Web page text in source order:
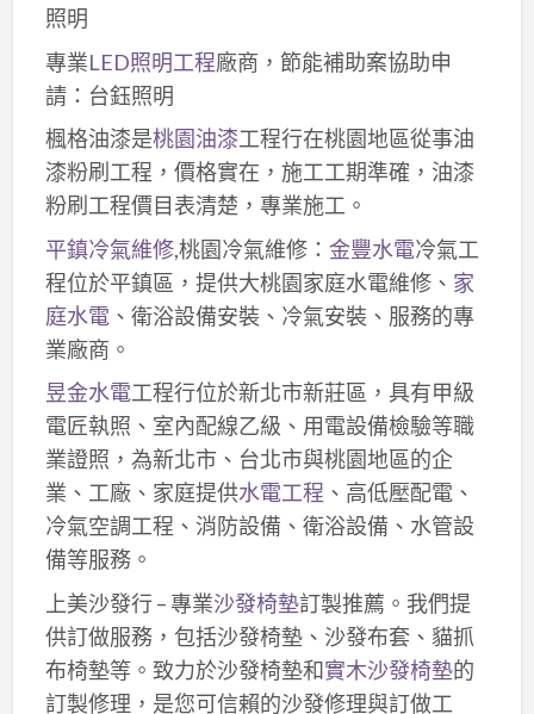
照明
專業LED照明工程廠商，節能補助案協助申
請：台鈺照明
楓格油漆是桃園油漆工程行在桃園地區從事油
漆粉刷工程，價格實在，施工工期準確，油漆
粉刷工程價目表清楚，專業施工。
平鎮冷氣維修,桃園冷氣維修： 金豐水電冷氣工
程位於平鎮區，提供大桃園家庭水電維修、 家
庭水電、衛浴設備安裝、冷氣安裝、服務的專
業廠商。
昱金水電工程行位於新北市新莊區，具有甲級
電匠執照、室內配線乙級、用電設備檢驗等職
業證照，為新北市、台北市與桃園地區的企
業、工廠、家庭提供水電工程 、高低壓配電、
冷氣空調工程、消防設備、衛浴設備、水管設
備等服務。
上美沙發行 – 專業沙發椅墊訂製推薦。我們提
供訂做服務，包括沙發椅墊、沙發布套、貓抓
布椅墊等。致力於沙發椅墊和實木沙發椅墊的
訂製修理，是您可信賴的沙發修理與訂做工